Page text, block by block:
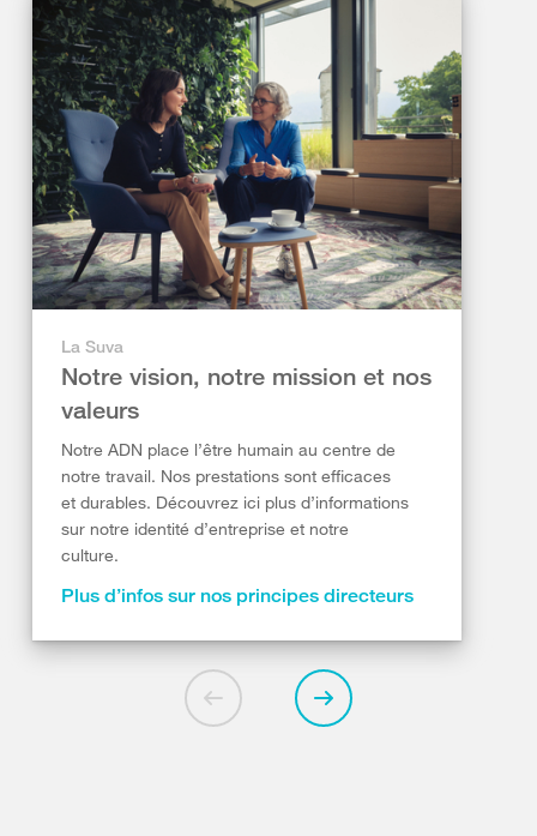
La Suva
Notre vision, notre mission et nos
valeurs
Notre ADN place l’être humain au centre de
notre travail. Nos prestations sont efficaces
et durables. Découvrez ici plus d’informations
sur notre identité d’entreprise et notre
culture.
Plus d’infos sur nos principes directeurs